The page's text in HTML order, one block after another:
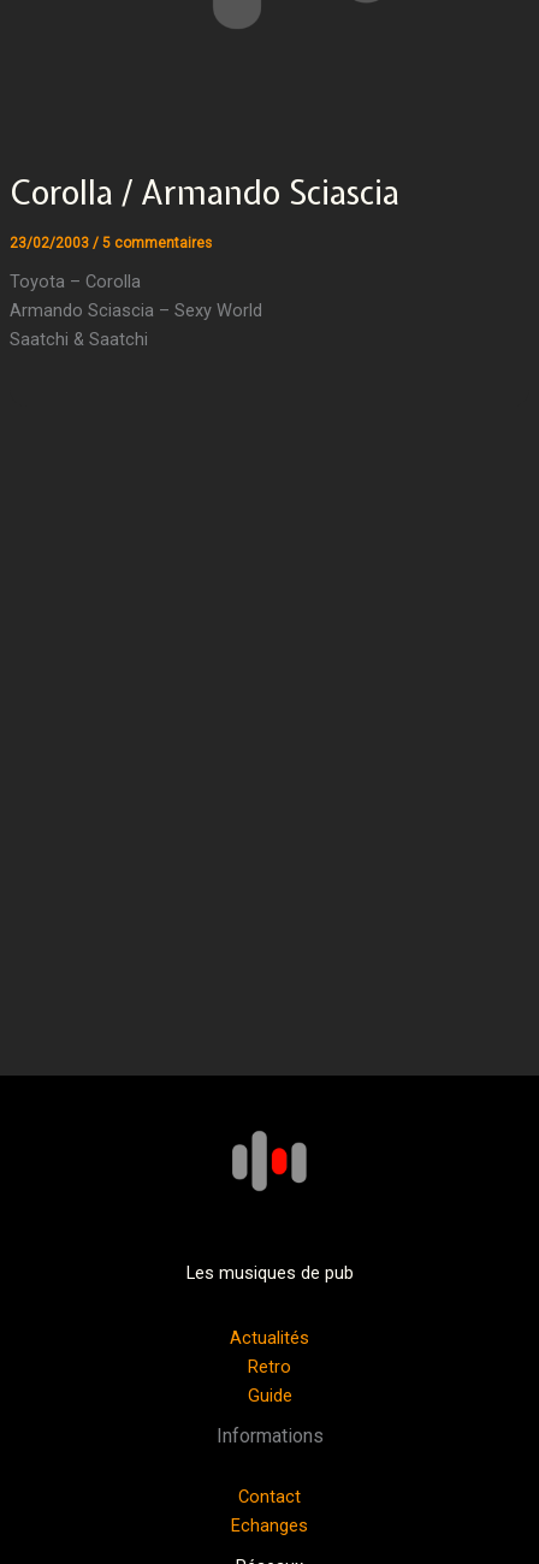
Corolla / Armando Sciascia
23/02/2003 / 5 commentaires
Toyota – Corolla
Armando Sciascia – Sexy World
Saatchi & Saatchi
Les musiques de pub
Actualités
Retro
Guide
Informations
Contact
Echanges